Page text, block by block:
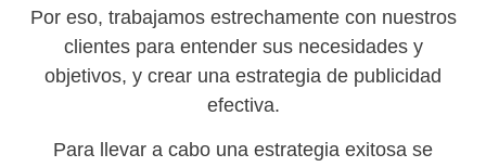
Por eso, trabajamos estrechamente con nuestros
clientes para entender sus necesidades y
objetivos, y crear una estrategia de publicidad
efectiva.
Para llevar a cabo una estrategia exitosa se